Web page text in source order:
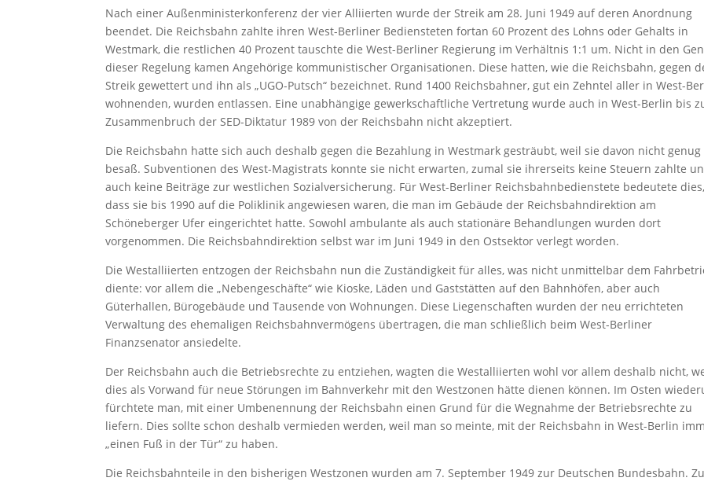
Nach einer Außenministerkonferenz der vier Alliierten wurde der Streik am 28. Juni 1949 auf deren Anordnung
beendet. Die Reichsbahn zahlte ihren West-Berliner Bediensteten fortan 60 Prozent des Lohns oder Gehalts in
Westmark, die restlichen 40 Prozent tauschte die West-Berliner Regierung im Verhältnis 1:1 um. Nicht in den
dieser Regelung kamen Angehörige kommunistischer Organisationen. Diese hatten, wie die Reichsbahn, gegen
Streik gewettert und ihn als „UGO-Putsch“ bezeichnet. Rund 1400 Reichsbahner, gut ein Zehntel aller in West-
wohnenden, wurden entlassen. Eine unabhängige gewerkschaftliche Vertretung wurde auch in West-Berlin bis
Zusammenbruch der SED-Diktatur 1989 von der Reichsbahn nicht akzeptiert.
Die Reichsbahn hatte sich auch deshalb gegen die Bezahlung in Westmark gesträubt, weil sie davon nicht genug
besaß. Subventionen des West-Magistrats konnte sie nicht erwarten, zumal sie ihrerseits keine Steuern zahlte
auch keine Beiträge zur westlichen Sozialversicherung. Für West-Berliner Reichsbahnbedienstete bedeutete
dass sie bis 1990 auf die Poliklinik angewiesen waren, die man im Gebäude der Reichsbahndirektion am
Schöneberger Ufer eingerichtet hatte. Sowohl ambulante als auch stationäre Behandlungen wurden dort
vorgenommen. Die Reichsbahndirektion selbst war im Juni 1949 in den Ostsektor verlegt worden.
Die Westalliierten entzogen der Reichsbahn nun die Zuständigkeit für alles, was nicht unmittelbar dem
diente: vor allem die „Nebengeschäfte“ wie Kioske, Läden und Gaststätten auf den Bahnhöfen, aber auch
Güterhallen, Bürogebäude und Tausende von Wohnungen. Diese Liegenschaften wurden der neu errichteten
Verwaltung des ehemaligen Reichsbahnvermögens übertragen, die man schließlich beim West-Berliner
Finanzsenator ansiedelte.
Der Reichsbahn auch die Betriebsrechte zu entziehen, wagten die Westalliierten wohl vor allem deshalb nicht,
dies als Vorwand für neue Störungen im Bahnverkehr mit den Westzonen hätte dienen können. Im Osten
fürchtete man, mit einer Umbenennung der Reichsbahn einen Grund für die Wegnahme der Betriebsrechte zu
liefern. Dies sollte schon deshalb vermieden werden, weil man so meinte, mit der Reichsbahn in West-Berlin
„einen Fuß in der Tür“ zu haben.
Die Reichsbahnteile in den bisherigen Westzonen wurden am 7. September 1949 zur Deutschen Bundesbahn.